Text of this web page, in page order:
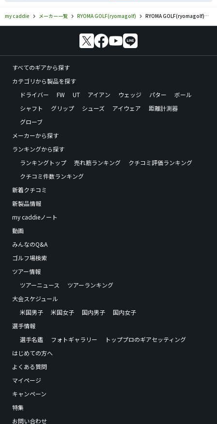
my caddie メーカー一覧 RYOMA GOLF(ryomagolf) RYOMA GOLF(ryomagolf)／MBのゴルフギアの口コミ評価
すべてのギアから探す
カテゴリから製品を探す
ドライバー
FW UT アイアン ウェッジ パター
ボール
シャフト
グリップ シューズ アイウェア
距離計測器
グローブ
メーカーから探す
ランキングから探す
ランキングトップ
売れ筋ランキング
クチコミ評価ランキング
クチコミ件数ランキング
新着クチコミ
新製品情報
my caddieノート
動画
みんなのQ&A
ゴルフ場検索
ツアー情報
ツアーニュース
ツアーランキング
大会スケジュール
米国男子
米国女子 国内男子
国内女子
選手情報
選手名鑑
フォトギャラリー
トッププロのギアセッティング
はじめての方へ
よくある質問
マイページ
キャンペーン
特集
お問い合わせ